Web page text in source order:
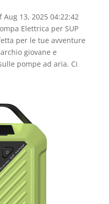
Aug 13, 2025 04:22:42
Elettrica per SUP
per le tue avventure
giovane e
pompe ad aria. Ci